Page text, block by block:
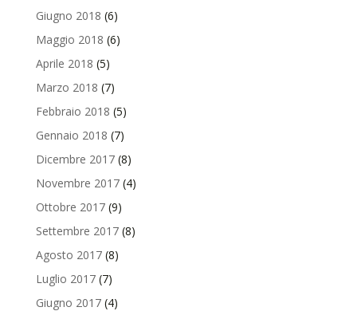
Giugno 2018 (6)
Maggio 2018 (6)
Aprile 2018 (5)
Marzo 2018 (7)
Febbraio 2018 (5)
Gennaio 2018 (7)
Dicembre 2017(8)
Novembre 2017(4)
Ottobre 2017(9)
Settembre 2017(8)
Agosto 2017(8)
Luglio 2017(7)
Giugno 2017(4)